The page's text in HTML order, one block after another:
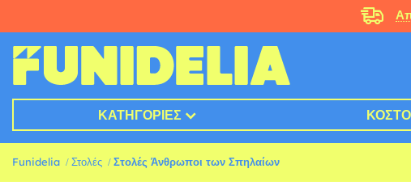
ΚΑΤΗΓΟΡΊΕΣ
Funidelia Στολές Στολές Άνθρωποι των Σπηλαίων